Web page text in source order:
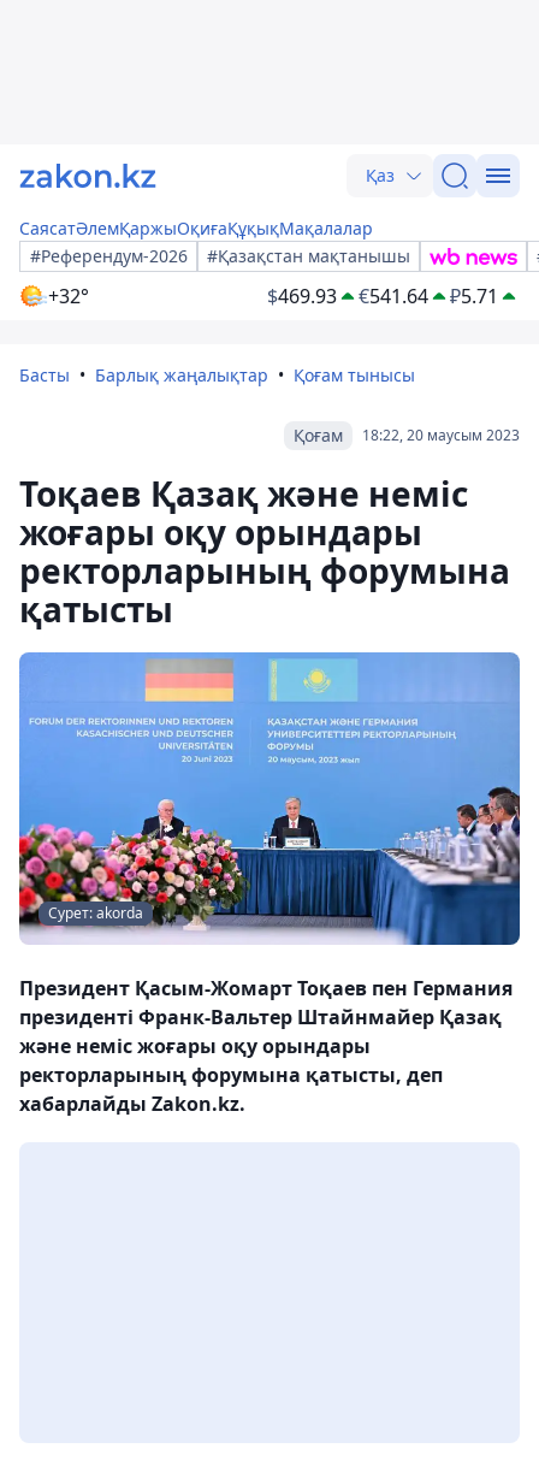
Қаз
СаясатӘлемҚаржыОқиғаҚұқықМақалалар
#Референдум-2026
#Қазақстан мақтанышы
+32° $469.93 €541.64 ₽5.71
Басты Барлық жаңалықтар Қоғам тынысы
18:22, 20 маусым 2023
Қоғам
Тоқаев Қазақ және неміс
жоғары оқу орындары
ректорларының форумына
қатысты
Сурет: akorda
Президент Қасым-Жомарт Тоқаев пен Германия
президенті Франк-Вальтер Штайнмайер Қазақ
және неміс жоғары оқу орындары
ректорларының форумына қатысты, деп
хабарлайды Zakon.kz.